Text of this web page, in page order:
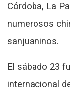
Córdoba, La
numerosos
sanjuaninos.
El sábado 23
internacional